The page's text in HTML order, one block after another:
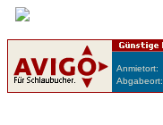
Anmietort:
Abgabeort: